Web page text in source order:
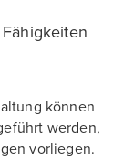
können
werden,
vorliegen.